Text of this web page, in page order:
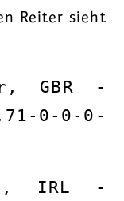
Reiter sieht
GBR -
0-0-0-
IRL -